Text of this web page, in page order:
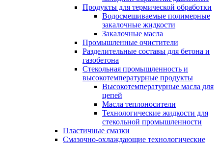
Продукты для термической обработки
Водосмешиваемые полимерные
закалочные жидкости
Закалочные масла
Промышленные очистители
Разделительные составы для бетона и
газобетона
Стекольная промышленность и
высокотемпературные продукты
Высокотемпературные масла для
цепей
Масла теплоносители
Технологические жидкости для
стекольной промышленности
Пластичные смазки
Смазочно-охлаждающие технологические